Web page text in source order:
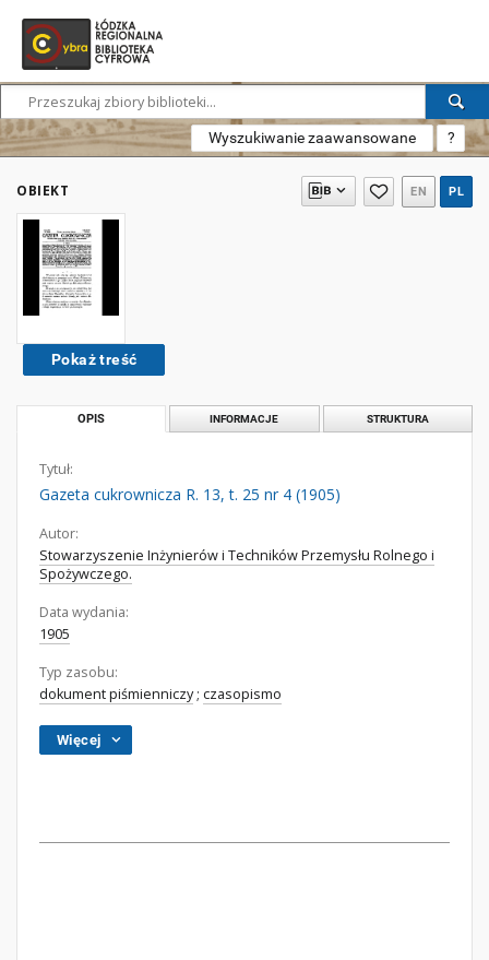
Wyszukiwanie zaawansowane ?
OBIEKT EN PL
Pokaż treść
OPIS INFORMACJE STRUKTURA
Tytuł:
Gazeta cukrownicza R. 13, t. 25 nr 4 (1905)
Autor:
Stowarzyszenie Inżynierów i Techników Przemysłu Rolnego i
Spożywczego.
Data wydania:
1905
Typ zasobu:
dokument piśmienniczy; czasopismo
Więcej